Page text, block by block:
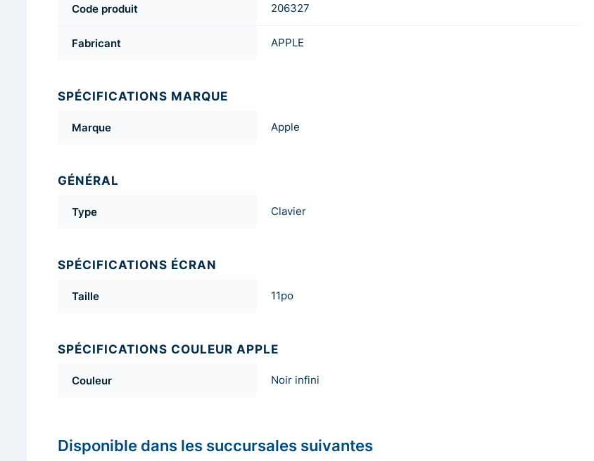
Code produit 206327
Fabricant APPLE
SPÉCIFICATIONS MARQUE
Marque Apple
GÉNÉRAL
Type Clavier
SPÉCIFICATIONS ÉCRAN
Taille 11po
SPÉCIFICATIONS COULEUR APPLE
Couleur Noir infini
Disponible dans les succursales suivantes